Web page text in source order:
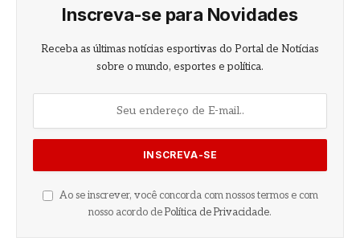
Inscreva-se para Novidades
Receba as últimas notícias esportivas do Portal de Notícias
sobre o mundo, esportes e política.
Ao se inscrever, você concorda com nossos termos e com
nosso acordo de Política de Privacidade.